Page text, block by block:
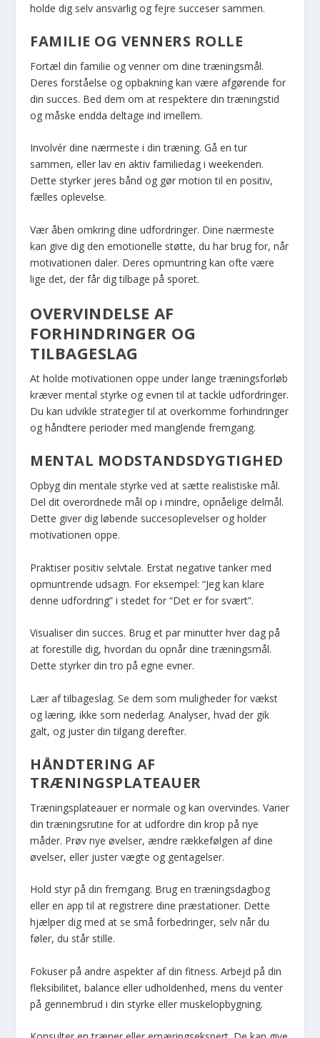
holde dig selv ansvarlig og fejre succeser sammen.
FAMILIE OG VENNERS ROLLE
Fortæl din familie og venner om dine træningsmål.
Deres forståelse og opbakning kan være afgørende for
din succes. Bed dem om at respektere din træningstid
og måske endda deltage ind imellem.
Involvér dine nærmeste i din træning. Gå en tur
sammen, eller lav en aktiv familiedag i weekenden.
Dette styrker jeres bånd og gør motion til en positiv,
fælles oplevelse.
Vær åben omkring dine udfordringer. Dine nærmeste
kan give dig den emotionelle støtte, du har brug for, når
motivationen daler. Deres opmuntring kan ofte være
lige det, der får dig tilbage på sporet.
OVERVINDELSE AF
FORHINDRINGER OG
TILBAGESLAG
At holde motivationen oppe under lange træningsforløb
kræver mental styrke og evnen til at tackle udfordringer.
Du kan udvikle strategier til at overkomme forhindringer
og håndtere perioder med manglende fremgang.
MENTAL MODSTANDSDYGTIGHED
Opbyg din mentale styrke ved at sætte realistiske mål.
Del dit overordnede mål op i mindre, opnåelige delmål.
Dette giver dig løbende succesoplevelser og holder
motivationen oppe.
Praktiser positiv selvtale. Erstat negative tanker med
opmuntrende udsagn. For eksempel: “Jeg kan klare
denne udfordring” i stedet for “Det er for svært”.
Visualiser din succes. Brug et par minutter hver dag på
at forestille dig, hvordan du opnår dine træningsmål.
Dette styrker din tro på egne evner.
Lær af tilbageslag. Se dem som muligheder for vækst
og læring, ikke som nederlag. Analyser, hvad der gik
galt, og juster din tilgang derefter.
HÅNDTERING AF
TRÆNINGSPLATEAUER
Træningsplateauer er normale og kan overvindes. Varier
din træningsrutine for at udfordre din krop på nye
måder. Prøv nye øvelser, ændre rækkefølgen af dine
øvelser, eller juster vægte og gentagelser.
Hold styr på din fremgang. Brug en træningsdagbog
eller en app til at registrere dine præstationer. Dette
hjælper dig med at se små forbedringer, selv når du
føler, du står stille.
Fokuser på andre aspekter af din fitness. Arbejd på din
fleksibilitet, balance eller udholdenhed, mens du venter
på gennembrud i din styrke eller muskelopbygning.